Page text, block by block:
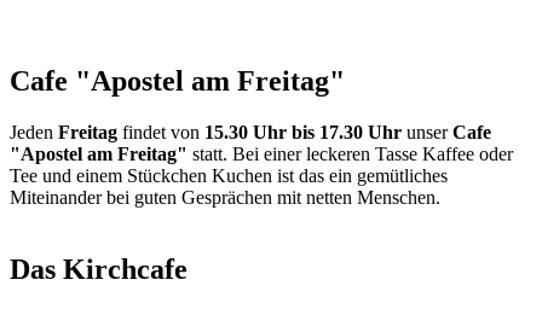
Cafe "Apostel am Freitag"
Jeden Freitag findet von 15.30 Uhr bis 17.30 Uhr unserCafe
"Apostel am Freitag" statt. Bei einer leckeren Tasse Kaffee oder
Tee und einem Stückchen Kuchen ist das ein gemütliches
Miteinander bei guten Gesprächen mit netten Menschen.
Das Kirchcafe